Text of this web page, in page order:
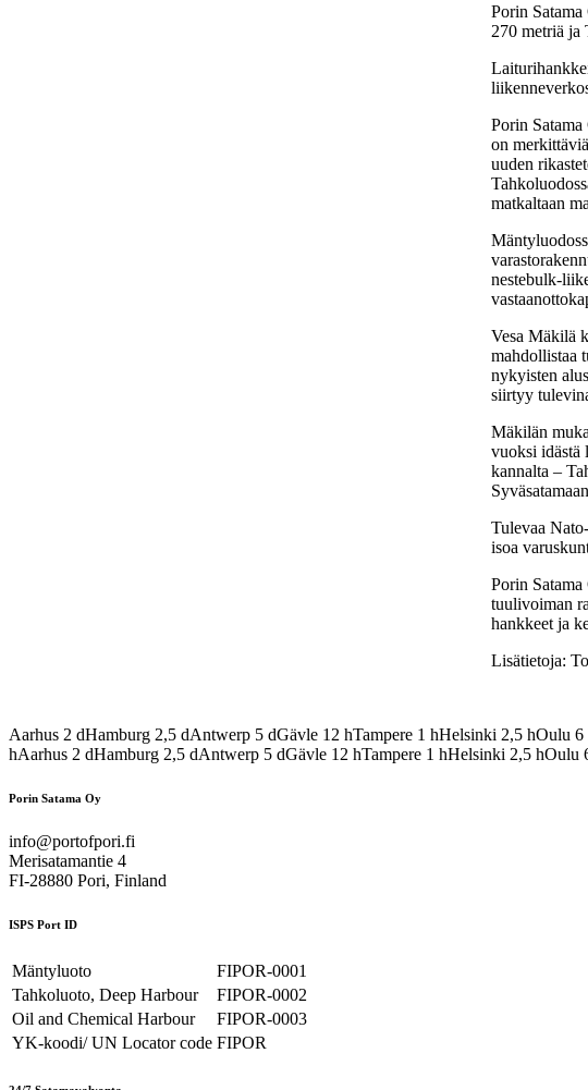
Porin
270 metriä ja
Porin
on
uuden
matkaltaan
nestebulk-
Vesa Mäkilä
mahdollistaa
nykyisten
siirtyy
Mäkilän
vuoksi idästä
kannalta –
Tulevaa
isoa
Porin
tuulivoiman
hankkeet ja
Lisätietoja:
Aarhus 2 dHamburg 2,5 dAntwerp 5 dGävle 12 hTampere 1 hHelsinki 2,5 hOulu 6
hAarhus 2 dHamburg 2,5 dAntwerp 5 dGävle 12 hTampere 1 hHelsinki 2,5 hOulu
Porin Satama Oy
info@portofpori.fi
Merisatamantie 4
FI-28880 Pori, Finland
ISPS Port ID
Mäntyluoto
FIPOR-0001
Tahkoluoto, Deep Harbour
FIPOR-0002
Oil and Chemical Harbour
FIPOR-0003
YK-koodi/ UN Locator code FIPOR